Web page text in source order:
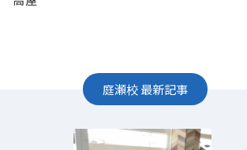
庭瀬校最新記事